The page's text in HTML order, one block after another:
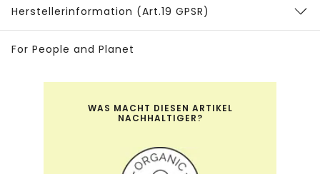
Herstellerinformation (Art.19 GPSR)
For People and Planet
WAS MACHT DIESEN ARTIKEL
NACHHALTIGER?